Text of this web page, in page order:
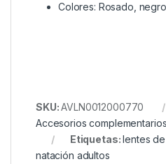
Colores: Rosado,
SKU:AVLN0012000770
Accesorios complementarios
Etiquetas:lentes
natación adultos